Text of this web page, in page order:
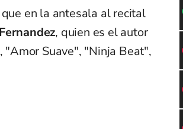
en la antesala al recital
, quien es el autor
Suave", "Ninja Beat",